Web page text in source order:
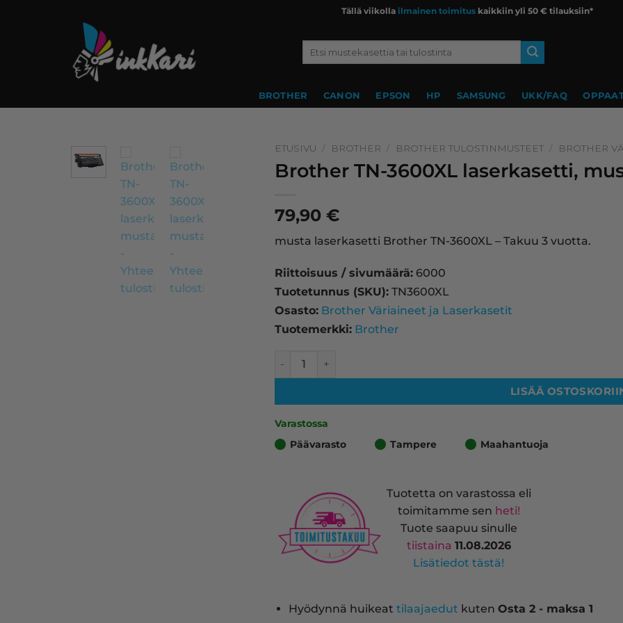
Tällä viikolla ilmainen toimitus kaikkiin yli 50 € tilauksiin*
BROTHER CANON EPSON HP SAMSUNG UKK/FAQ
ETUSIVU / BROTHER / BROTHER TULOSTINMUSTEET / BROTHER
Brother TN-3600XL laserkasetti,
79,90 €
musta laserkasetti Brother TN-3600XL – Takuu 3 vuotta.
Riittoisuus / sivumäärä: 6000
Tuotetunnus (SKU): TN3600XL
Osasto: Brother Väriaineet ja Laserkasetit
Tuotemerkki: Brother
LISÄÄ
Varastossa
Päävarasto
Tampere Maahantuoja
Tuotetta on varastossa eli
toimitamme sen heti!
Tuote saapuu sinulle
tiistaina 11.08.2026
Lisätiedot tästä!
Hyödynnä huikeattilaajaedut kutenOsta 2 - maksa 1